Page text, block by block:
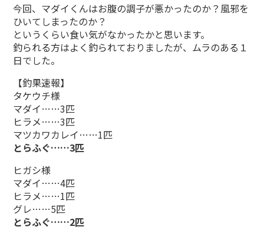
今回、マダイくんはお腹の調子が悪かったのか？風邪を
ひいてしまったのか？
というくらい食い気がなかったかと思います。
釣られる方はよく釣られておりましたが、ムラのある１
日でした。
【釣果速報】
タケウチ様
マダイ……3匹
ヒラメ……3匹
マツカワカレイ……1匹
とらふぐ……3匹
ヒガシ様
マダイ……4匹
ヒラメ……1匹
グレ……5匹
とらふぐ……2匹